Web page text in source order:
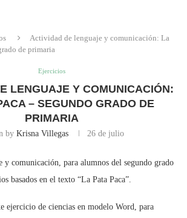
Actividad de lenguaje y comunicación: La
de primaria
Ejercicios
LENGUAJE Y COMUNICACIÓN:
– SEGUNDO GRADO DE
PRIMARIA
by Krisna Villegas 26 de julio
y comunicación, para alumnos del segundo grado
basados en el texto “La Pata Paca”.
ejercicio de ciencias en modelo Word, para